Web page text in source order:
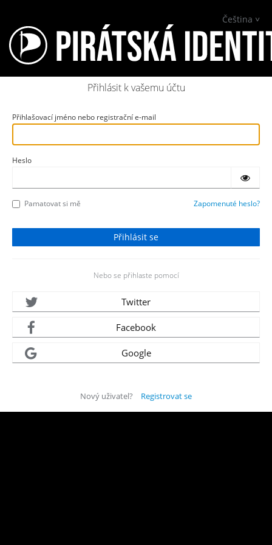
Čeština
Přihlásit k vašemu účtu
Přihlašovací jméno nebo registrační e-mail
Heslo
Pamatovat si mě Zapomenuté heslo?
Nebo se přihlaste pomocí
Twitter
Facebook
Google
Nový uživatel? Registrovat se